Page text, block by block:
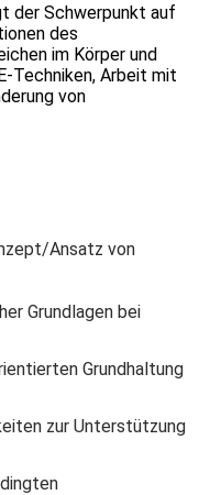
der Schwerpunkt auf
des
im Körper und
Techniken, Arbeit mit
von
Ansatz von
Grundlagen bei
Grundhaltung
zur Unterstützung